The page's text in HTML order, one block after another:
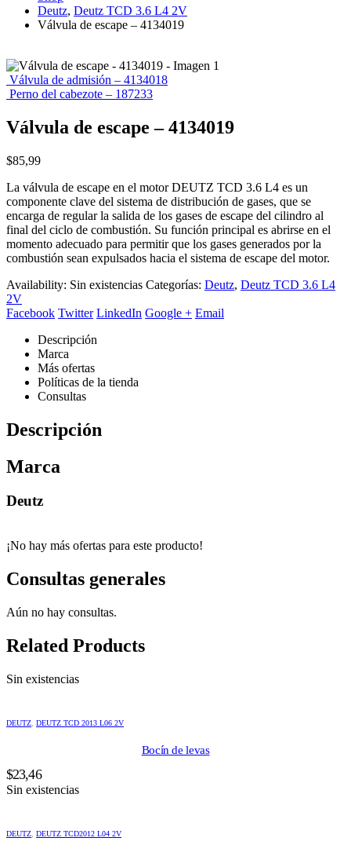
Deutz, Deutz TCD 3.6 L4 2V
Válvula de escape – 4134019
Válvula de admisión – 4134018
Perno del cabezote – 187233
Válvula de escape – 4134019
$85,99
La válvula de escape en el motor DEUTZ TCD 3.6 L4 es un
componente clave del sistema de distribución de gases, que se
encarga de regular la salida de los gases de escape del cilindro al
final del ciclo de combustión. Su función principal es abrirse en el
momento adecuado para permitir que los gases generados por la
combustión sean expulsados hacia el sistema de escape del motor.
Availability: Sin existencias Categorías: Deutz, Deutz TCD 3.6 L4
2V
Facebook Twitter LinkedIn Google + Email
Descripción
Marca
Más ofertas
Políticas de la tienda
Consultas
Descripción
Marca
Deutz
¡No hay más ofertas para este producto!
Consultas generales
Aún no hay consultas.
Related Products
Sin existencias
DEUTZ DEUTZ TCD 2013 L06 2V
Bocín de levas
$23,46
Sin existencias
DEUTZ DEUTZ TCD2012 L04 2V